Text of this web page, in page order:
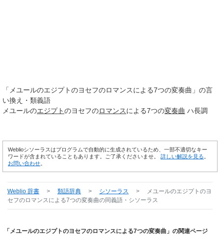
「 メユールのエジプトのヨセフのロマンスによる7つの変奏曲 」の言
い換え・類義語
メユールのエジプトのヨセフのロマンスによる7つの変奏曲 ハ長調
Weblioシソーラスはプログラムで自動的に生成されているため、一部不適切なキー
ワードが含まれていることもあります。ご了承くださいませ。 詳しい解説を見る
お問い合わせ
Weblio 辞書 > 類語辞典 > シソーラス >
メユールのエジプトのヨ
セフのロマンスによる7つの変奏曲の同義語・シソーラス
「メユールのエジプトのヨセフのロマンスによる7つの変奏曲」の関連ページ